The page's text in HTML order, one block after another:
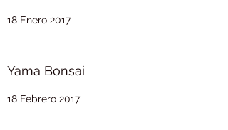
18 Enero 2017
Yama Bonsai
18 Febrero 2017